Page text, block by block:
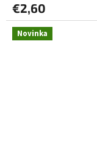
€2,60
Novinka